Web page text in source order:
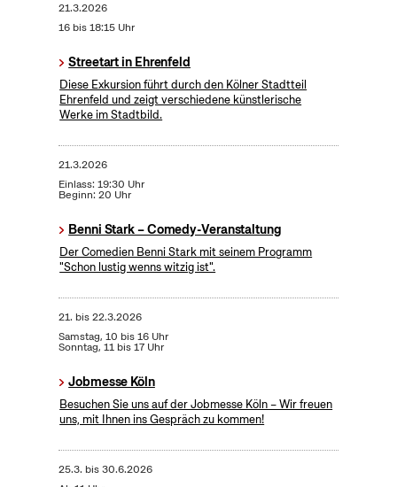
21.3.2026
16 bis 18:15 Uhr
Streetart in Ehrenfeld
Diese Exkursion führt durch den Kölner Stadtteil
Ehrenfeld und zeigt verschiedene künstlerische
Werke im Stadtbild.
21.3.2026
Einlass: 19:30 Uhr
Beginn: 20 Uhr
Benni Stark – Comedy-Veranstaltung
Der Comedien Benni Stark mit seinem Programm
"Schon lustig wenns witzig ist".
21. bis22.3.2026
Samstag, 10 bis 16 Uhr
Sonntag, 11 bis 17 Uhr
Jobmesse Köln
Besuchen Sie uns auf der Jobmesse Köln – Wir freuen
uns, mit Ihnen ins Gespräch zu kommen!
25.3. bis30.6.2026